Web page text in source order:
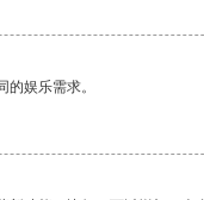
娱乐需求。